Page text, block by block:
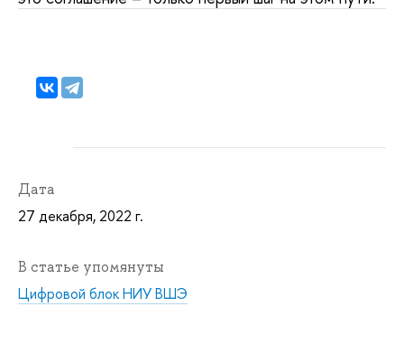
Дата
27 декабря, 2022 г.
В статье упомянуты
Цифровой блок НИУ ВШЭ